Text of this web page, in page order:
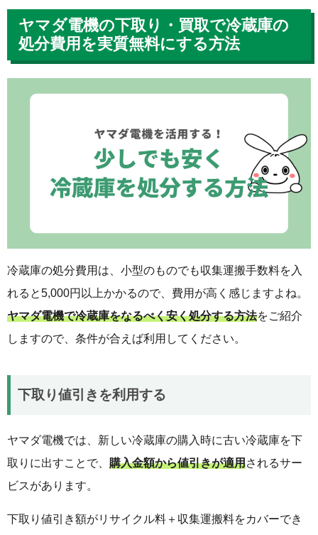
ヤマダ電機の下取り・買取で冷蔵庫の
処分費用を実質無料にする方法
冷蔵庫の処分費用は、小型のものでも収集運搬手数料を入
れると5,000円以上かかるので、費用が高く感じますよね。
ヤマダ電機で冷蔵庫をなるべく安く処分する方法をご紹介
しますので、条件が合えば利用してください。
下取り値引きを利用する
ヤマダ電機では、新しい冷蔵庫の購入時に古い冷蔵庫を下
取りに出すことで、 購入金額から値引きが適用されるサー
ビスがあります。
下取り値引き額がリサイクル料＋収集運搬料をカバーでき